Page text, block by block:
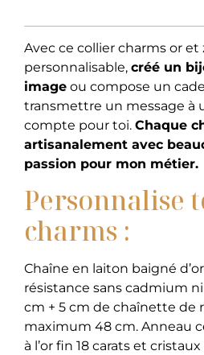
Avec ce collier charms or et
personnalisable, créé un
image ou compose un
transmettre un message à
compte pour toi. Chaque
artisanalement avec
passion pour mon métier.
Personnalise
charms :
Chaîne en laiton baigné
résistance sans cadmium
cm + 5 cm de chaînette de
maximum 48 cm. Anneau
à l’or fin 18 carats et